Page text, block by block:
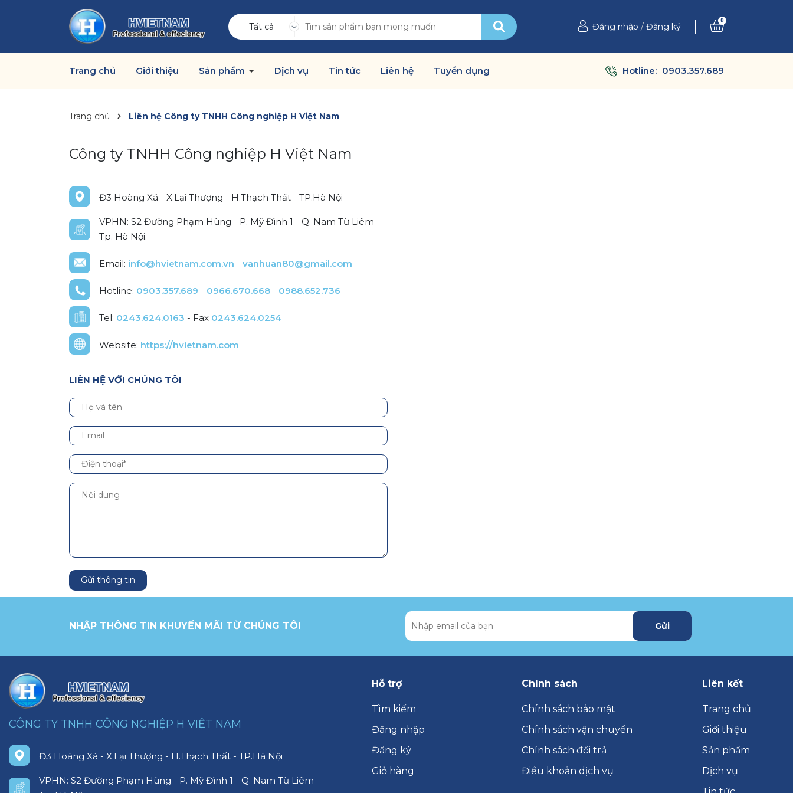
Tất cả Đăng nhập / Đăng ký
0
Trang chủ Giới thiệu Sản phẩm Dịch vụ Tin tức Liên hệ Tuyển dụng Hotline: 0903.357.689
Trang chủ Liên hệ Công ty TNHH Công nghiệp H Việt Nam
Công ty TNHH Công nghiệp H Việt Nam
Đ3 Hoàng Xá - X.Lại Thượng - H.Thạch Thất - TP.Hà Nội
VPHN: S2 Đường Phạm Hùng - P. Mỹ Đình 1 - Q. Nam Từ Liêm -
Tp. Hà Nội.
Email: info@hvietnam.com.vn - vanhuan80@gmail.com
Hotline: 0903.357.689 - 0966.670.668 - 0988.652.736
Tel: 0243.624.0163 - Fax 0243.624.0254
Website: https://hvietnam.com
LIÊN HỆ VỚI CHÚNG TÔI
Gửi thông tin
NHẬP THÔNG TIN KHUYẾN MÃI TỪ CHÚNG TÔI Gửi
CÔNG TY TNHH CÔNG NGHIỆP H VIỆT NAM
Đ3 Hoàng Xá - X.Lại Thượng - H.Thạch Thất - TP.Hà Nội
VPHN: S2 Đường Phạm Hùng - P. Mỹ Đình 1 - Q. Nam Từ Liêm -
Hỗ trợ
Tìm kiếm
Đăng nhập
Đăng ký
Giỏ hàng
Chính sách
Chính sách bảo mật
Chính sách vận chuyển
Chính sách đổi trả
Điều khoản dịch vụ
Liên kết
Trang chủ
Giới thiệu
Sản phẩm
Dịch vụ